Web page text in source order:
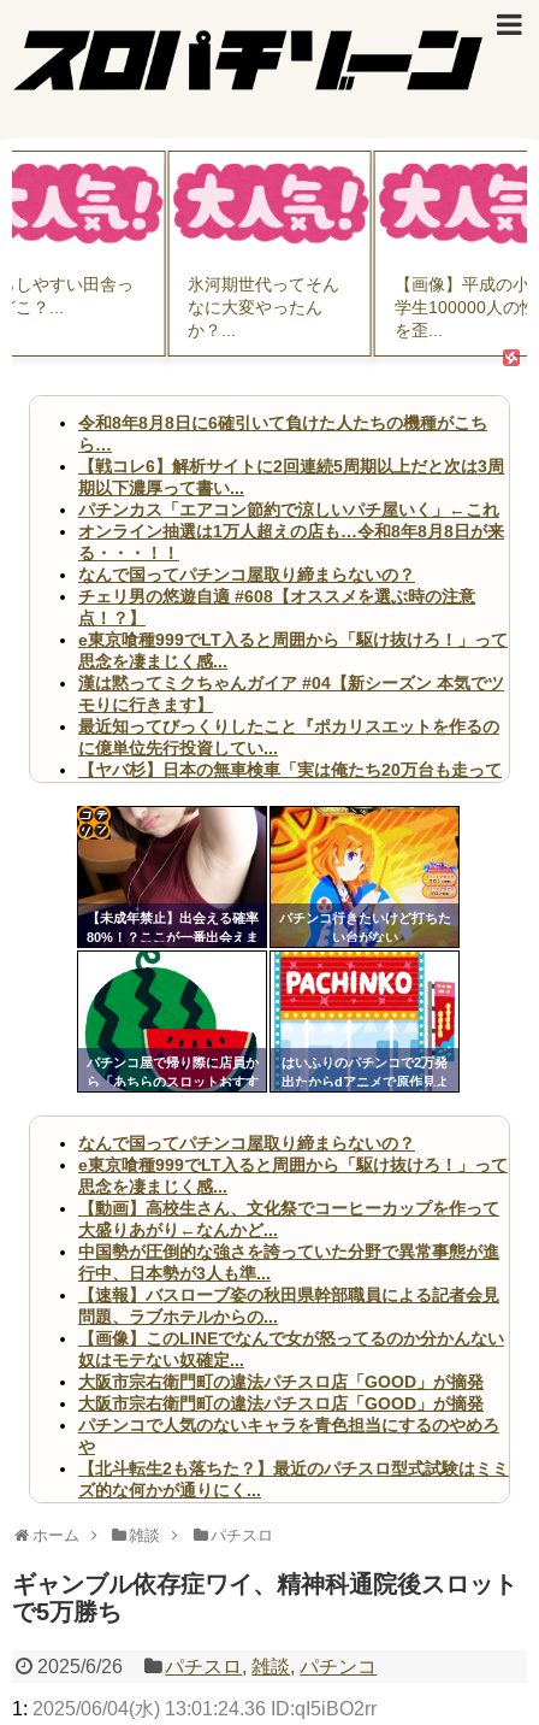
しやすい田舎っ
こ？...
氷河期世代ってそん
なに大変やったん
か？...
【画像】平成の小
学生100000人の
を歪...
令和8年8月8日に6確引いて負けた人たちの機種がこち
ら…
【戦コレ6】解析サイトに2回連続5周期以上だと次は3周
期以下濃厚って書い...
パチンカス「エアコン節約で涼しいパチ屋いく」←これ
オンライン抽選は1万人超えの店も…令和8年8月8日が来
る・・・！！
なんで国ってパチンコ屋取り締まらないの？
チェリ男の悠遊自適 #608【オススメを選ぶ時の注意
点！？】
e東京喰種999でLT入ると周囲から「駆け抜けろ！」って
思念を凄まじく感...
漢は黙ってミクちゃんガイア #04【新シーズン 本気でツ
モりに行きます】
最近知ってびっくりしたこと『ポカリスエットを作るの
に億単位先行投資してい...
【ヤバ杉】日本の無車検車「実は俺たち20万台も走って
【閲覧注意】俺が近くにいると機械が壊れるんだけどさ
【画像】ペプシコーラ社、「こういうのでいいんだよ」
な新商品を発売
Powered by livedoor 相互RSS
【未成年禁止】出会える確率
80%！？ここが一番出会えま
す
パチンコ行きたいけど打ちた
い台がない
パチンコ屋で帰り際に店員か
ら「あちらのスロットおすす
んだが
はいふりのパチンコで2万発
出たからdアニメで原作見よ
コテ
リン
- 固
ンク
自動
更新
ツー
なんで国ってパチンコ屋取り締まらないの？
e東京喰種999でLT入ると周囲から「駆け抜けろ！」って
思念を凄まじく感...
【動画】高校生さん、文化祭でコーヒーカップを作って
大盛りあがり←なんかど...
中国勢が圧倒的な強さを誇っていた分野で異常事態が進
行中、日本勢が3人も準...
【速報】バスローブ姿の秋田県幹部職員による記者会見
問題、ラブホテルからの...
【画像】このLINEでなんで女が怒ってるのか分かんない
奴はモテない奴確定...
大阪市宗右衛門町の違法パチスロ店「GOOD」が摘発
大阪市宗右衛門町の違法パチスロ店「GOOD」が摘発
パチンコで人気のないキャラを青色担当にするのやめろ
や
【北斗転生2も落ちた？】最近のパチスロ型式試験はミミ
ズ的な何かが通りにく...
いヤバいか教えて？...
ホーム 雑談 パチスロ
ギャンブル依存症ワイ、精神科通院後スロット
で5万勝ち
2025/6/26 パチスロ ,雑談,パチンコ
1: 2025/06/04(水) 13:01:24.36 ID:qI5iBO2rr